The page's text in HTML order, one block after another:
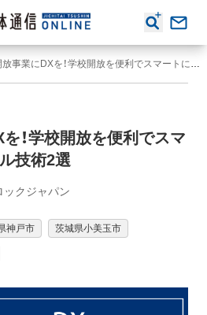
学校開放事業にDXを！学校開放を便利でスマートにするデジタル技術2選
！学校開放を便利でスマ
技術2選
ックジャパン
神戸市 茨城県小美玉市